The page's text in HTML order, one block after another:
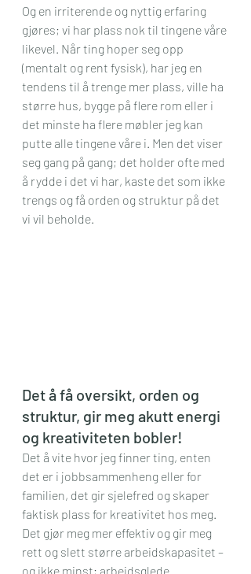
Og en irriterende og nyttig erfaring
gjøres; vi har plass nok til tingene våre
likevel. Når ting hoper seg opp
(mentalt og rent fysisk), har jeg en
tendens til å trenge mer plass, ville ha
større hus, bygge på flere rom eller i
det minste ha flere møbler jeg kan
putte alle tingene våre i. Men det viser
seg gang på gang; det holder ofte med
å rydde i det vi har, kaste det som ikke
trengs og få orden og struktur på det
vi vil beholde.
Det å få oversikt, orden og
struktur, gir meg akutt energi
og kreativiteten bobler!
Det å vite hvor jeg finner ting, enten
det er i jobbsammenheng eller for
familien, det gir sjelefred og skaper
faktisk plass for kreativitet hos meg.
Det gjør meg mer effektiv og gir meg
rett og slett større arbeidskapasitet –
og ikke minst; arbeidsglede.